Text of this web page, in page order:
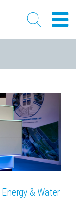
& Water